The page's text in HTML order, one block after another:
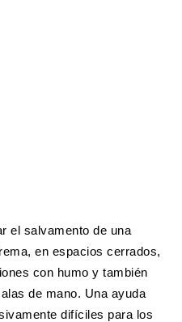
el salvamento de una
en espacios cerrados,
con humo y también
de mano. Una ayuda
difíciles para los